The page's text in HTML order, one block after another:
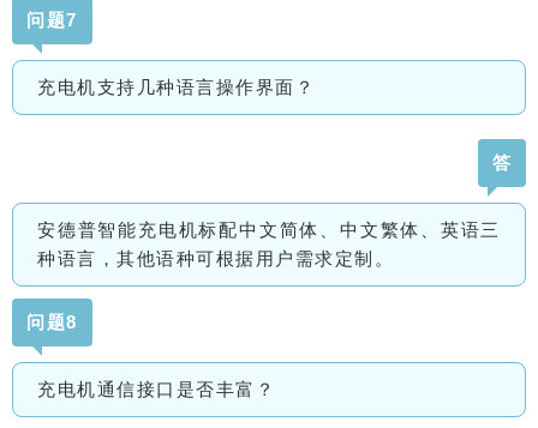
问题7
充电机支持几种语言操作界面？
答
安德普智能充电机标配中文简体、中文繁体、英语三
种语言，其他语种可根据用户需求定制。
问题8
充电机通信接口是否丰富？